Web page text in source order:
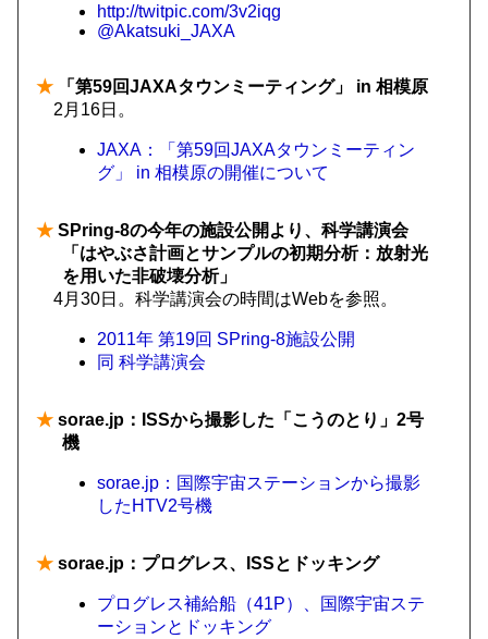
http://twitpic.com/3v2iqg
@Akatsuki_JAXA
★ 「第59回JAXAタウンミーティング」 in 相模原
2月16日。
JAXA：「第59回JAXAタウンミーティン
グ」 in 相模原の開催について
★ SPring-8の今年の施設公開より、科学講演会
「はやぶさ計画とサンプルの初期分析：放射光
を用いた非破壊分析」
4月30日。科学講演会の時間はWebを参照。
2011年 第19回 SPring-8施設公開
同 科学講演会
★ sorae.jp：ISSから撮影した「こうのとり」2号
機
sorae.jp：国際宇宙ステーションから撮影
したHTV2号機
★ sorae.jp：プログレス、ISSとドッキング
プログレス補給船（41P）、国際宇宙ステ
ーションとドッキング